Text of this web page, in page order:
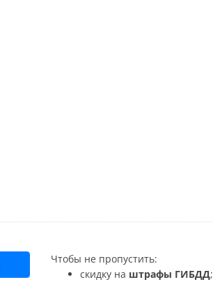
Чтобы не пропустить:
скидку на штрафы ГИБДД;